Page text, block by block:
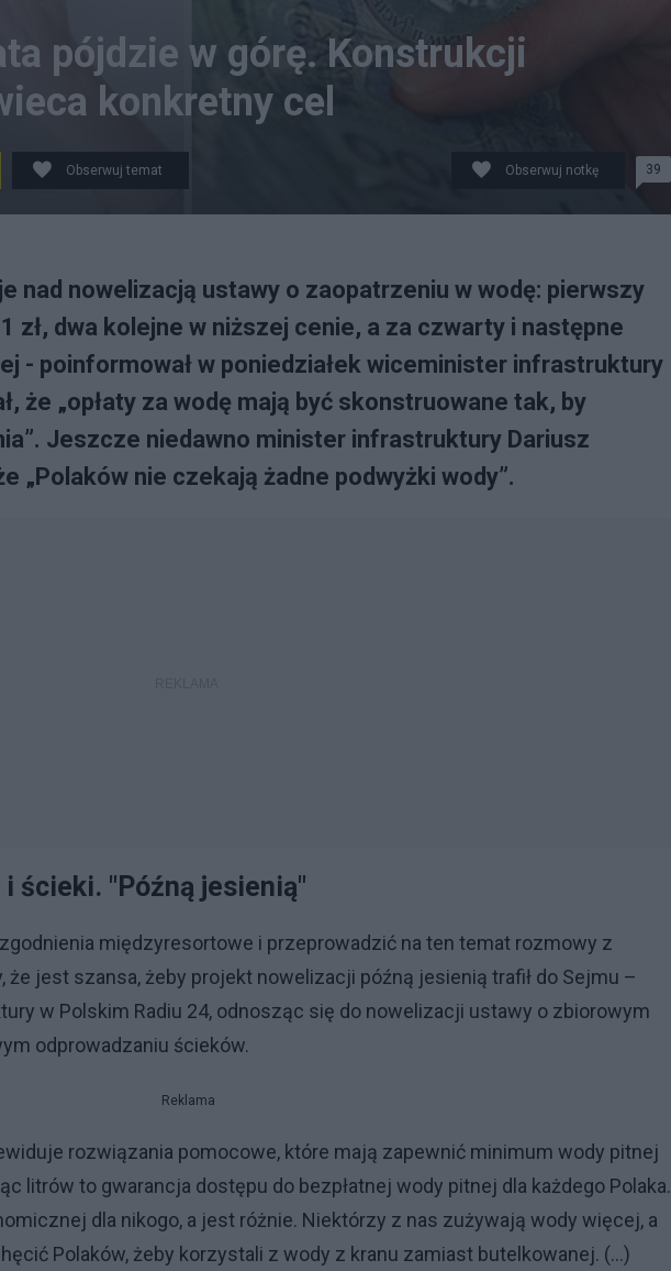
pójdzie w górę. Konstrukcji
konkretny cel
Obserwuj temat Obserwuj notkę 39
nad nowelizacją ustawy o zaopatrzeniu w wodę: pierwszy
zł, dwa kolejne w niższej cenie, a za czwarty i następne
- poinformował w poniedziałek wiceminister infrastruktury
że „opłaty za wodę mają być skonstruowane tak, by
Jeszcze niedawno minister infrastruktury Dariusz
„Polaków nie czekają żadne podwyżki wody”.
ścieki. "Późną jesienią"
międzyresortowe i przeprowadzić na ten temat rozmowy z
jest szansa, żeby projekt nowelizacji późną jesienią trafił do Sejmu –
w Polskim Radiu 24, odnosząc się do nowelizacji ustawy o zbiorowym
odprowadzaniu ścieków.
Reklama
rozwiązania pomocowe, które mają zapewnić minimum wody pitnej
litrów to gwarancja dostępu do bezpłatnej wody pitnej dla każdego Polaka.
dla nikogo, a jest różnie. Niektórzy z nas zużywają wody więcej, a
Polaków, żeby korzystali z wody z kranu zamiast butelkowanej. (...)